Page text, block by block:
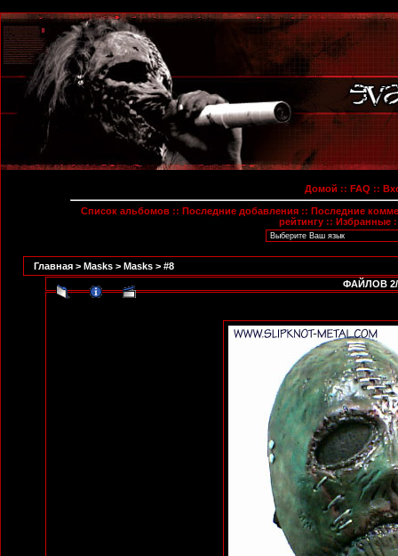
Домой :: FAQ ::
Список альбомов:: Последние добавления:: Последние
рейтингу :: Избранные
Главная > Masks > Masks > #8
ФАЙЛОВ 2/